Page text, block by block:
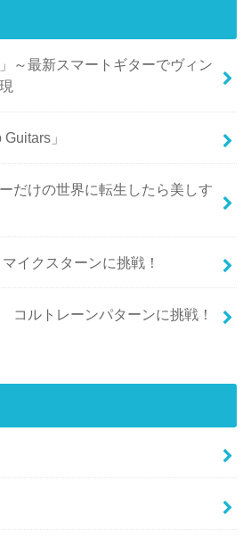
～最新スマートギターでヴィン
」
だけの世界に転生したら美しす
イクスターンに挑戦！
ルトレーンパターンに挑戦！